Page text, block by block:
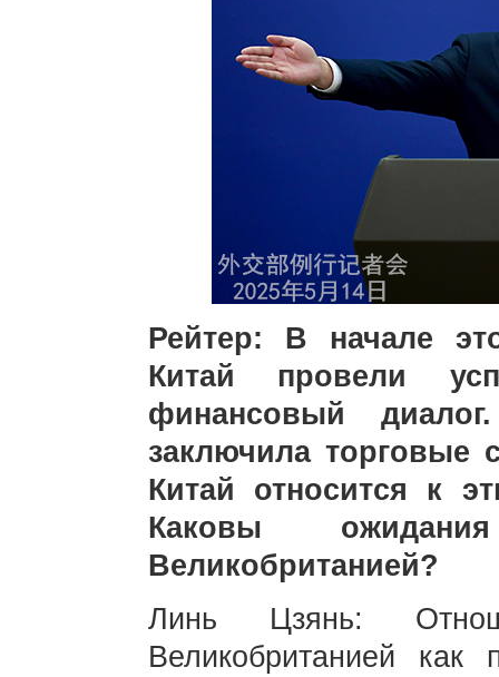
Рейтер: В начале
Китай провели
финансовый
заключила
Китай относится к
Каковы
Великобританией?
Линь Цзянь:
Великобританией как